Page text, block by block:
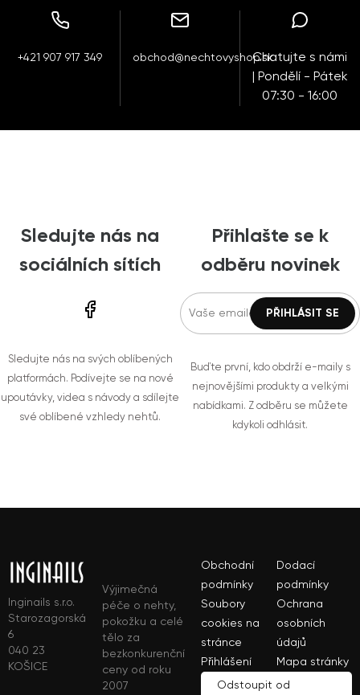
+421 907 917 349 obchod@nechtovyshop.skChatujte s námi
| Pondělí - Pátek
07:30 - 16:00
Sledujte nás na
sociálních sítích
Sledujte nás na svých oblíbených
platformách. Podívejte se na nové
upoutávky, videa s návody a sdílejte
své oblíbené vzhledy nehtů.
Přihlašte se k
odběru novinek
Buďte první, kdo obdrží e-maily s
nejnovějšími produkty a velkými
nabídkami. Z odběru se můžete
kdykoli odhlásit.
Inginails s.r.o.
Starozagorská
6
040 23
KOŠICE
Výjimečná
péče o nehty,
pokožku a celé
tělo za
bezkonkurenční
ceny od roku
2007
Obchodní
podmínky
Dodací
podmínky
Soubory
cookies na
stránce
Ochrana
osobních
údajů
Přihlášení
Mapa stránky
Odstoupit od